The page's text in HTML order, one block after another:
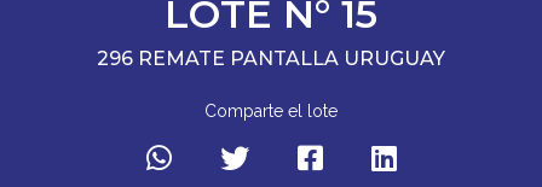
LOTE N° 15
296 REMATE PANTALLA URUGUAY
Comparte el lote